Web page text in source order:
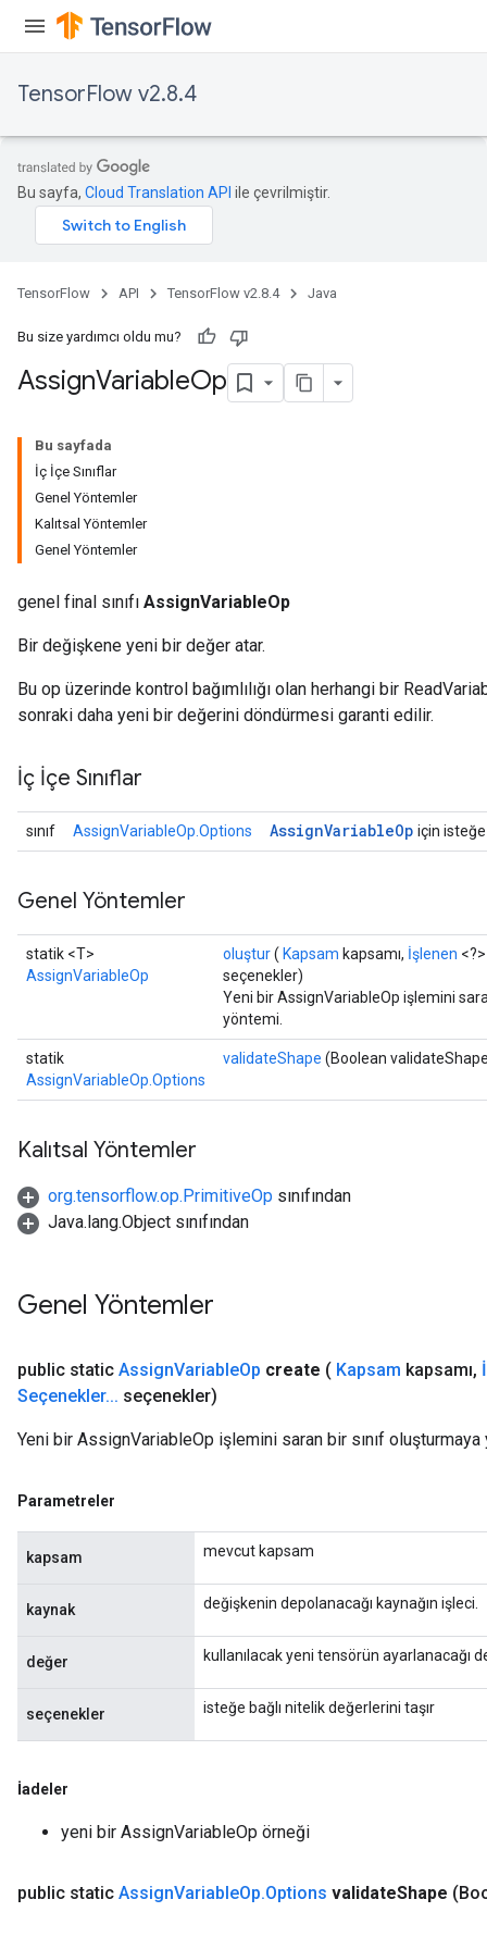
TensorFlow v2.8.4
Bu sayfa, Cloud Translation API ile çevrilmiştir.
TensorFlow API TensorFlow v2.8.4 Java
Bu size yardımcı oldu mu?
AssignVariableOp
Bu sayfada
İç İçe Sınıflar
Genel Yöntemler
Kalıtsal Yöntemler
Genel Yöntemler
genel final sınıfı AssignVariableOp
Bir değişkene yeni bir değer atar.
Bu op üzerinde kontrol bağımlılığı olan herhangi bir
sonraki daha yeni bir değerini döndürmesi garanti edilir.
İç İçe Sınıflar
sınıf AssignVariableOp.Options AssignVariableOp için
Genel Yöntemler
statik <T>
AssignVariableOp
oluştur( Kapsam kapsamı, İşlenen
seçenekler)
Yeni bir AssignVariableOp işlemini
yöntemi.
statik
AssignVariableOp.Options
validateShape (Boolean
Kalıtsal Yöntemler
org.tensorflow.op.PrimitiveOp sınıfından
Java.lang.Object sınıfından
Genel Yöntemler
public static AssignVariableOp create ( Kapsam kapsamı,
Seçenekler... seçenekler)
Yeni bir AssignVariableOp işlemini saran bir sınıf
Parametreler
kapsam mevcut kapsam
kaynak değişkenin depolanacağı kaynağın işleci.
değer kullanılacak yeni tensörün ayarlanacağı
seçenekler isteğe bağlı nitelik değerlerini taşır
İadeler
yeni bir AssignVariableOp örneği
public static AssignVariableOp.Options validateShape